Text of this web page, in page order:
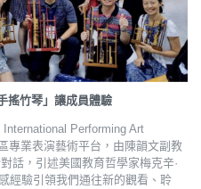
搖竹琴」讓成員體驗
International Performing Art
專業表演藝術平台，由陳韻文副教
話，引述美國教育哲學家梅克辛·
經驗引領我們通往新的觀看、聆